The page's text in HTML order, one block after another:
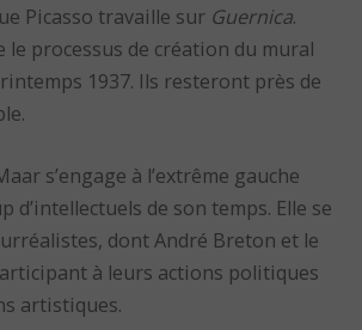
Picasso travaille sur Guernica.
le processus de création du mural
1937. Ils resteront près de
s’engage à l’extrême gauche
d’intellectuels de son temps. Elle se
dont André Breton et le
à leurs actions politiques
artistiques.